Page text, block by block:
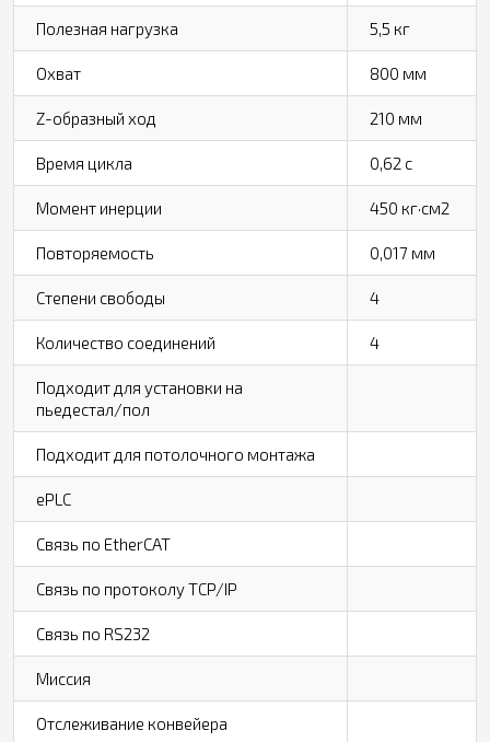
Полезная нагрузка 5,5 кг
Охват 800 мм
Z-образный ход 210 мм
Время цикла 0,62 с
Момент инерции 450 кг·см2
Повторяемость 0,017 мм
Степени свободы 4
Количество соединений 4
Подходит для установки на
пьедестал/пол
Подходит для потолочного монтажа
ePLC
Связь по EtherCAT
Связь по протоколу TCP/IP
Связь по RS232
Миссия
Отслеживание конвейера